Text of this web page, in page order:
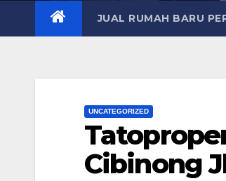
JUAL RUMAH BARU
UNCATEGORIZED
Cibinong